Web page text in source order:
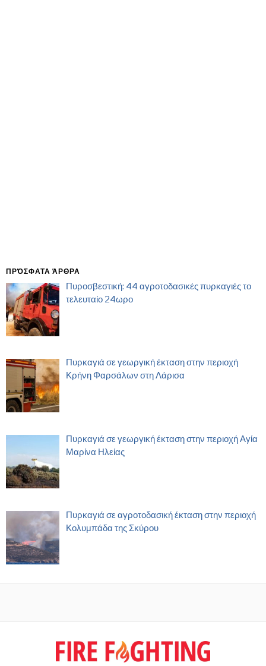
ΠΡΌΣΦΑΤΑ ΆΡΘΡΑ
Πυροσβεστική: 44 αγροτοδασικές πυρκαγιές το
τελευταίο 24ωρο
Πυρκαγιά σε γεωργική έκταση στην περιοχή
Κρήνη Φαρσάλων στη Λάρισα
Πυρκαγιά σε γεωργική έκταση στην περιοχή Αγία
Μαρίνα Ηλείας
Πυρκαγιά σε αγροτοδασική έκταση στην περιοχή
Κολυμπάδα της Σκύρου